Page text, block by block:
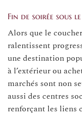
Fin de soirée sous
Alors que le
ralentissent
une destination
à l’extérieur ou
marchés sont non
aussi des centres
renforçant les liens